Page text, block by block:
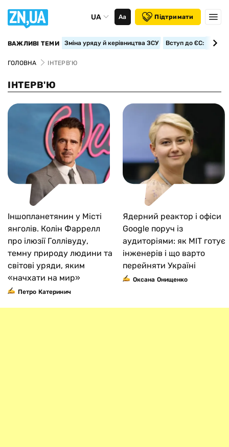
UA Аа Підтримати
ВАЖЛИВІ ТЕМИ Зміна уряду й керівництва ЗСУ Вступ до ЄС:
ГОЛОВНА ІНТЕРВ'Ю
ІНТЕРВ'Ю
Іншопланетянин у Місті
янголів. Колін Фаррелл
про ілюзії Голлівуду,
темну природу людини та
світові уряди, яким
«начхати на мир»
Петро Катеринич
Ядерний реактор і офіси
Google поруч із
аудиторіями: як MIT готує
інженерів і що варто
перейняти Україні
Оксана Онищенко